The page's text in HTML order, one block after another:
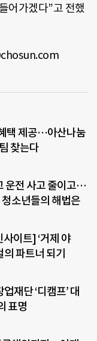
어가겠다”고 전했
택 제공…아산나눔
찾는다
운전 사고 줄이고…
소년들의 해법은
이트] ‘거제 야
파트너 되기
재단 ‘디캠프’ 대
표명